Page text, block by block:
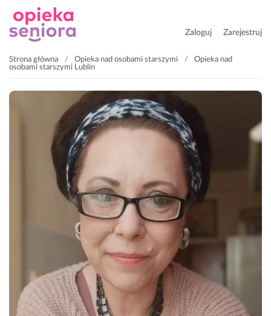
Zaloguj Zarejestruj
Strona główna Opieka nad osobami starszymi
Opieka nad
osobami starszymi Lublin